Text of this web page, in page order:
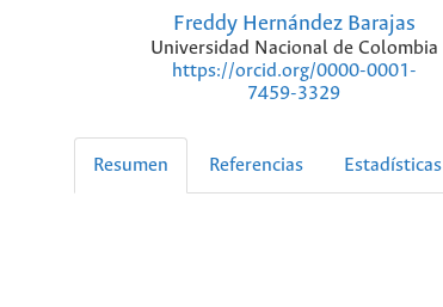
Freddy Hernández Barajas
Universidad Nacional de Colombia
https://orcid.org/0000-0001-
7459-3329
Resumen Referencias Estadísticas